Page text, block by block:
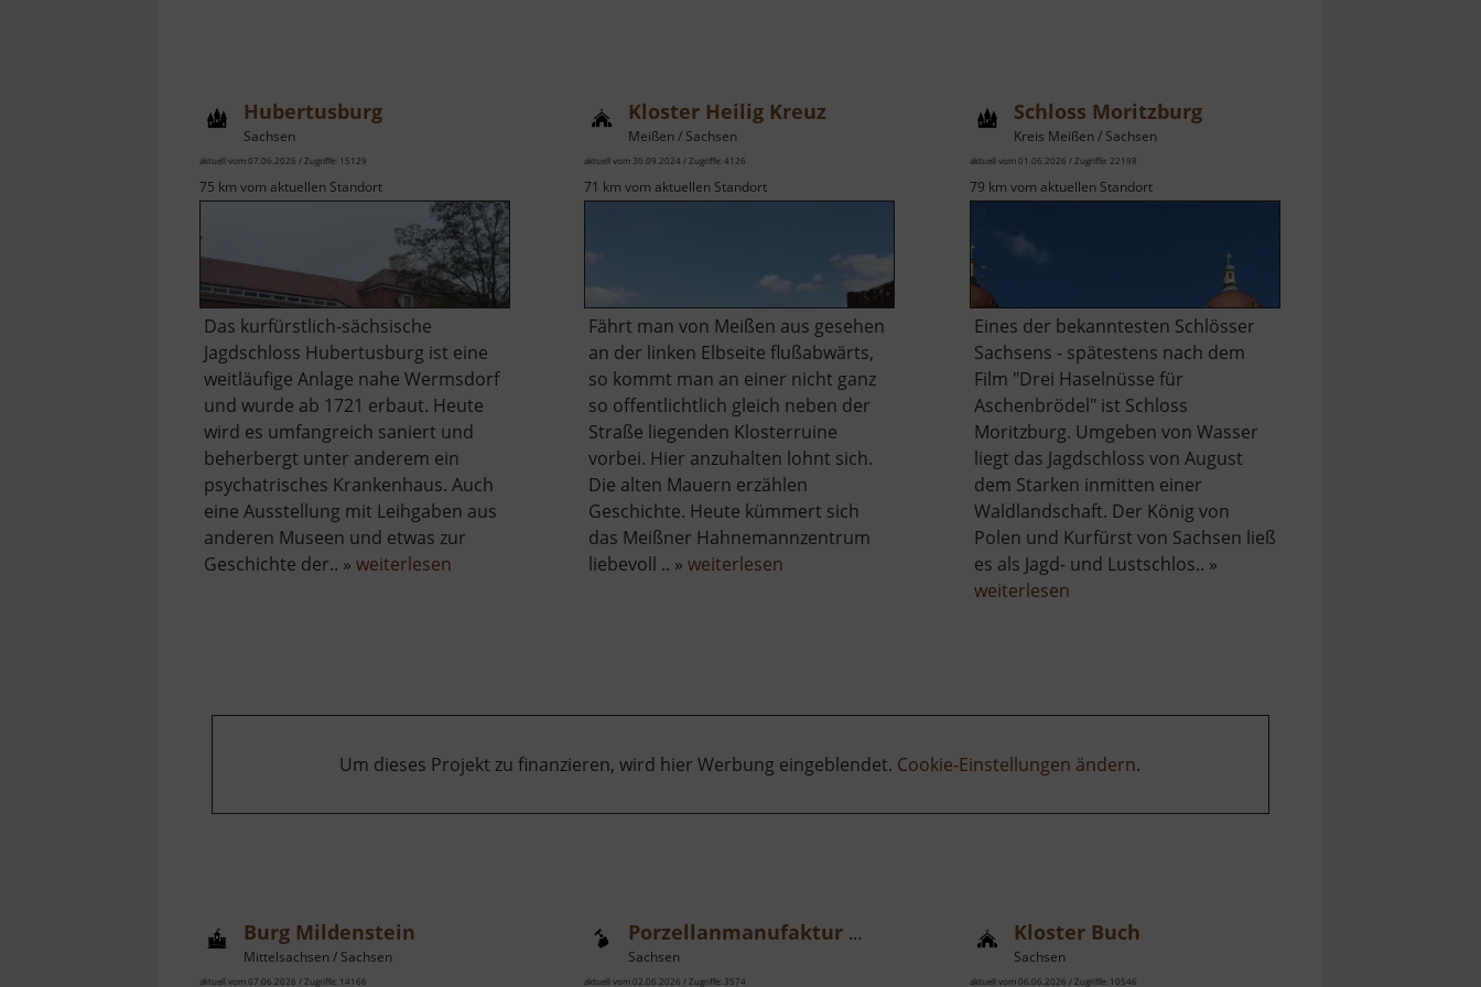
Hubertusburg
Sachsen
aktuell vom 07.06.2026 / Zugriffe: 15129
75 km vom aktuellen Standort
Das kurfürstlich-sächsische
Jagdschloss Hubertusburg ist eine
weitläufige Anlage nahe Wermsdorf
und wurde ab 1721 erbaut. Heute
wird es umfangreich saniert und
beherbergt unter anderem ein
psychatrisches Krankenhaus. Auch
eine Ausstellung mit Leihgaben aus
anderen Museen und etwas zur
Geschichte der.. » weiterlesen
Kloster Heilig Kreuz
Meißen / Sachsen
aktuell vom 30.09.2024 / Zugriffe: 4126
71 km vom aktuellen Standort
Fährt man von Meißen aus gesehen
an der linken Elbseite flußabwärts,
so kommt man an einer nicht ganz
so offentlichtlich gleich neben der
Straße liegenden Klosterruine
vorbei. Hier anzuhalten lohnt sich.
Die alten Mauern erzählen
Geschichte. Heute kümmert sich
das Meißner Hahnemannzentrum
liebevoll .. »weiterlesen
Schloss Moritzburg
Kreis Meißen / Sachsen
aktuell vom 01.06.2026 / Zugriffe: 22198
79 km vom aktuellen Standort
Eines der bekanntesten Schlösser
Sachsens - spätestens nach dem
Film "Drei Haselnüsse für
Aschenbrödel" ist Schloss
Moritzburg. Umgeben von Wasser
liegt das Jagdschloss von August
dem Starken inmitten einer
Waldlandschaft. Der König von
Polen und Kurfürst von Sachsen ließ
es als Jagd- und Lustschlos.. »
weiterlesenüber
Um dieses Projekt zu finanzieren, wird hier Werbung eingeblendet. Cookie-Einstellungen ändern.
Burg Mildenstein
Mittelsachsen / Sachsen
aktuell vom 07.06.2026 / Zugriffe: 14166
Porzellanmanufaktur Meißen
Sachsen
aktuell vom 02.06.2026 / Zugriffe: 3574
Kloster Buch
Sachsen
aktuell vom 06.06.2026 / Zugriffe: 10546